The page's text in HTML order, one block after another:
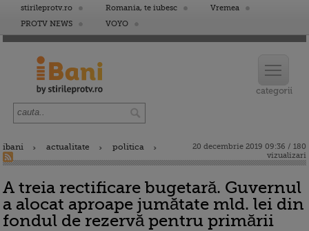
stirileprotv.ro Romania, te iubesc
Vremea
PROTV NEWS
VOYO
ibani actualitate politica
20 decembrie 2019 09:36 / 180
vizualizari
A treia rectificare bugetară. Guvernul
a alocat aproape jumătate mld. lei din
fondul de rezervă pentru primării